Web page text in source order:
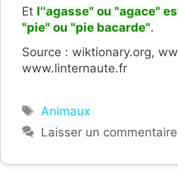
Et l''agasse" ou "agace"
"pie" ou "pie bacarde".
Source : wiktionary.org,
www.linternaute.fr
Étiquettes
Animaux
Laisser un commentaire